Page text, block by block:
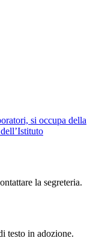
si occupa della
la segreteria.
testo in adozione.